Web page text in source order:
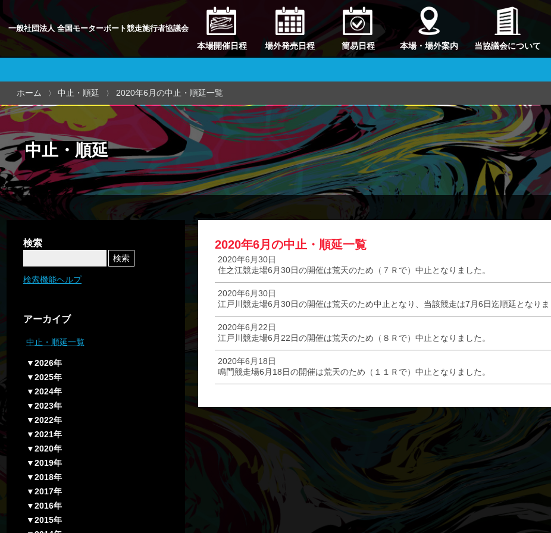
一般社団法人 全国モーターボート競走施行者協議会
本場開催日程 場外発売日程 簡易日程 本場・場外案内 当協議会について
中止・順延
ホーム 中止・順延 2020年6月の中止・順延一覧
検索
検索機能ヘルプ
アーカイブ
中止・順延一覧
▼2026年
▼2025年
▼2024年
▼2023年
▼2022年
▼2021年
▼2020年
▼2019年
▼2018年
▼2017年
▼2016年
▼2015年
2020年6月の中止・順延一覧
2020年6月30日
住之江競走場6月30日の開催は荒天のため（７Ｒで）中止となりました。
2020年6月30日
江戸川競走場6月30日の開催は荒天のため中止となり、当該競走は7月6日迄順延となりま
2020年6月22日
江戸川競走場6月22日の開催は荒天のため（８Ｒで）中止となりました。
2020年6月18日
鳴門競走場6月18日の開催は荒天のため（１１Ｒで）中止となりました。